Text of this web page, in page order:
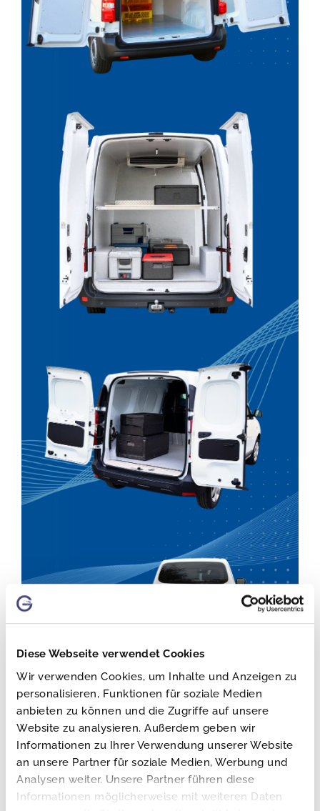
Diese Webseite verwendet Cookies
Wir verwenden Cookies, um Inhalte und Anzeigen zu
personalisieren, Funktionen für soziale Medien
anbieten zu können und die Zugriffe auf unsere
Website zu analysieren. Außerdem geben wir
Informationen zu Ihrer Verwendung unserer Website
an unsere Partner für soziale Medien, Werbung und
Analysen weiter. Unsere Partner führen diese
Informationen möglicherweise mit weiteren Daten
Die Zukunft: Gemeinsam stärker als
CSA Group